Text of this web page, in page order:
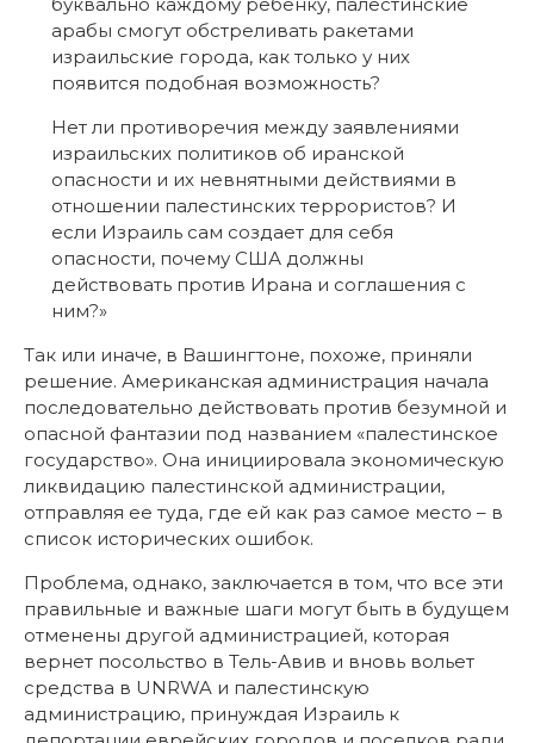
арабы смогут обстреливать ракетами
израильские города, как только у них
появится подобная возможность?
Нет ли противоречия между заявлениями
израильских политиков об иранской
опасности и их невнятными действиями в
отношении палестинских террористов? И
если Израиль сам создает для себя
опасности, почему США должны
действовать против Ирана и соглашения с
ним?»
Так или иначе, в Вашингтоне, похоже, приняли
решение. Американская администрация начала
последовательно действовать против безумной и
опасной фантазии под названием «палестинское
государство». Она инициировала экономическую
ликвидацию палестинской администрации,
отправляя ее туда, где ей как раз самое место – в
список исторических ошибок.
Проблема, однако, заключается в том, что все эти
правильные и важные шаги могут быть в будущем
отменены другой администрацией, которая
вернет посольство в Тель-Авив и вновь вольет
средства в UNRWA и палестинскую
администрацию, принуждая Израиль к